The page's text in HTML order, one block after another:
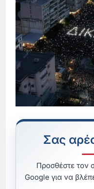
Σας
Προσθέστε τον
Google για να